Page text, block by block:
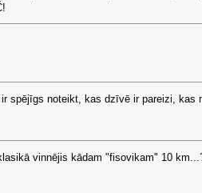
spējīgs noteikt, kas dzīvē ir pareizi, kas
vinnējis kādam "fisovikam" 10